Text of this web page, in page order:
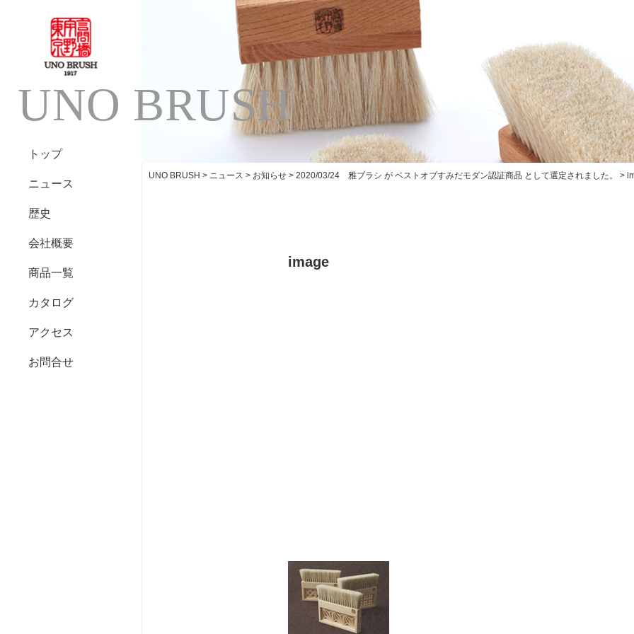
UNO BRUSH
トップ
ニュース
歴史
会社概要
商品一覧
カタログ
アクセス
お問合せ
UNO BRUSH > ニュース > お知らせ > 2020/03/24 雅ブラシ が ベストオブすみだモダン認証商品 として選定されました。 >
image